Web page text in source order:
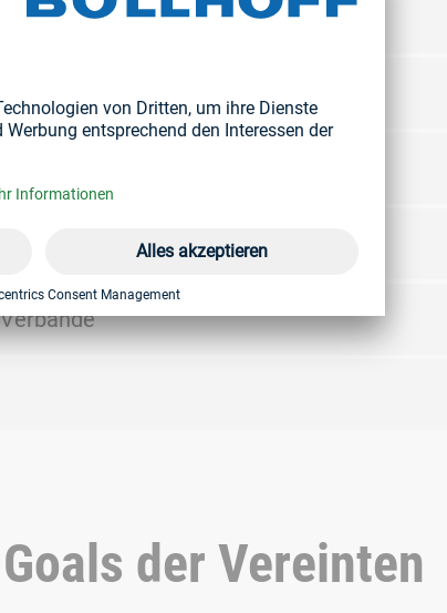
der Vereinten